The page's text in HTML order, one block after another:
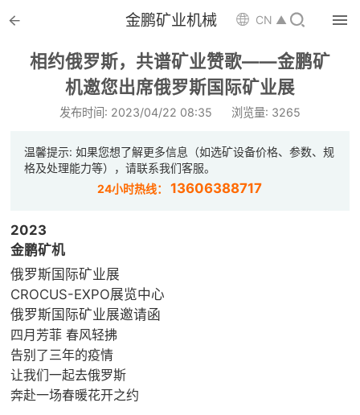
 金鹏矿业机械 CN ▲ 
相约俄罗斯，共谱矿业赞歌——金鹏矿
机邀您出席俄罗斯国际矿业展
发布时间: 2023/04/22 08:35 浏览量: 3265
温馨提示: 如果您想了解更多信息（如选矿设备价格、参数、规
格及处理能力等），请联系我们客服。
24小时热线：13606388717
2023
金鹏矿机
俄罗斯国际矿业展
CROCUS-EXPO展览中心
俄罗斯国际矿业展邀请函
四月芳菲 春风轻拂
告别了三年的疫情
让我们一起去俄罗斯
奔赴一场春暖花开之约
首页
 选矿设备

 解决方案